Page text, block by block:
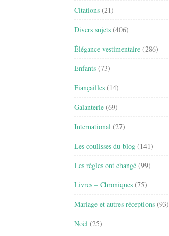
Citations (21)
Divers sujets (406)
Élégance vestimentaire (286)
Enfants (73)
Fiançailles (14)
Galanterie (69)
International (27)
Les coulisses du blog (141)
Les règles ont changé (99)
Livres – Chroniques (75)
Mariage et autres réceptions (93)
Noël (25)